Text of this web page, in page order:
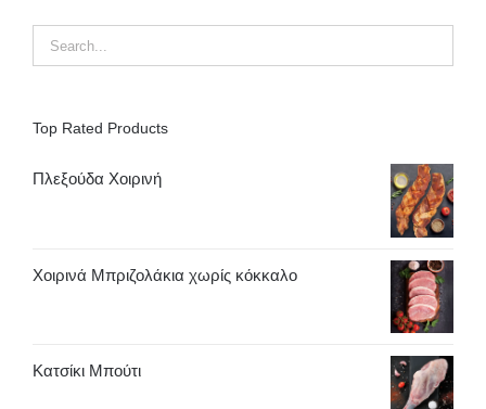
Top Rated Products
Πλεξούδα Χοιρινή
Χοιρινά Μπριζολάκια χωρίς κόκκαλο
Κατσίκι Μπούτι